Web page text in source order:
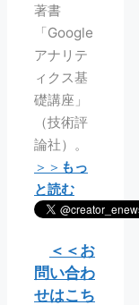
著書
「Google
アナリテ
ィクス基
礎講座」
（技術評
論社）。
＞＞ もっ
と読む
＜＜お
問い合わ
せはこち